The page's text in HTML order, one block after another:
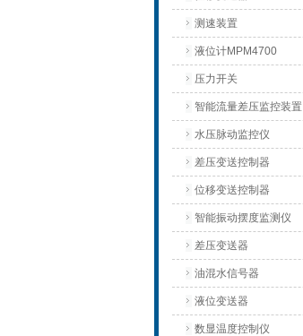
测速装置
液位计MPM4700
压力开关
智能流量差压监控装置
水压脉动监控仪
差压变送控制器
位移变送控制器
智能振动摆度监测仪
差压变送器
油混水信号器
液位变送器
数显温度控制仪